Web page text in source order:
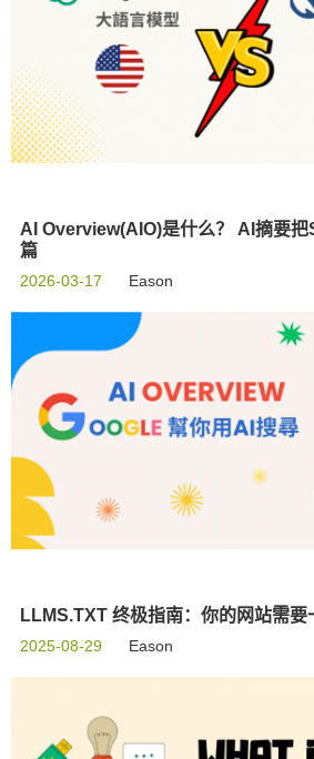
AI Overview(AIO)是什么？ AI摘要
篇
2026-03-17 Eason
LLMS.TXT 终极指南：你的网站需要
2025-08-29 Eason